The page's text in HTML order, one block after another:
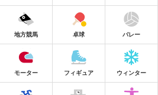
地方競馬 卓球 バレー
モーター フィギュア ウィンター